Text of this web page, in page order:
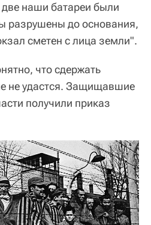
наши батареи были
разрушены до основания,
сметен с лица земли".
что сдержать
не удастся. Защищавшие
получили приказ